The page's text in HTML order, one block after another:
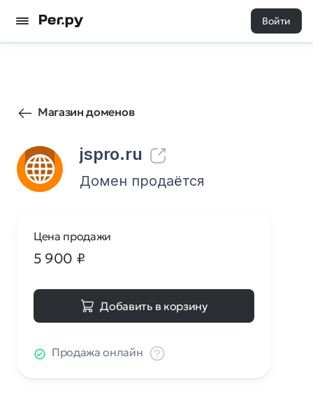
Войти
Магазин доменов
jspro.ru
7 0
Домен продаётся
Цена продажи
5 900 ₽
Добавить в корзину
Продажа онлайн